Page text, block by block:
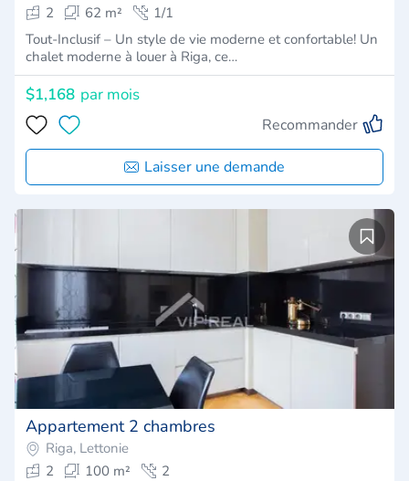
2
62 m²
1/1
Tout-Inclusif – Un style de vie moderne et confortable! Un
chalet moderne à louer à Riga, ce…
$1,168 par mois
Recommander
Laisser une demande
Appartement 2 chambres
Riga, Lettonie
2
100 m²
2